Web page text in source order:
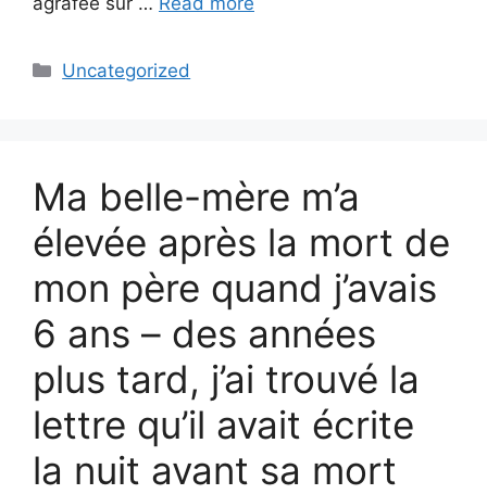
Categories
Uncategorized
Ma belle-mère m’a
élevée après la mort de
mon père quand j’avais
6 ans – des années
plus tard, j’ai trouvé la
lettre qu’il avait écrite
la nuit avant sa mort